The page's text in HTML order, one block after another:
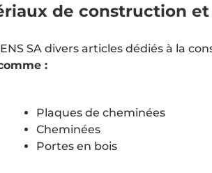
de construction
SA divers articles dédiés à la
:
Plaques de cheminées
Cheminées
Portes en bois